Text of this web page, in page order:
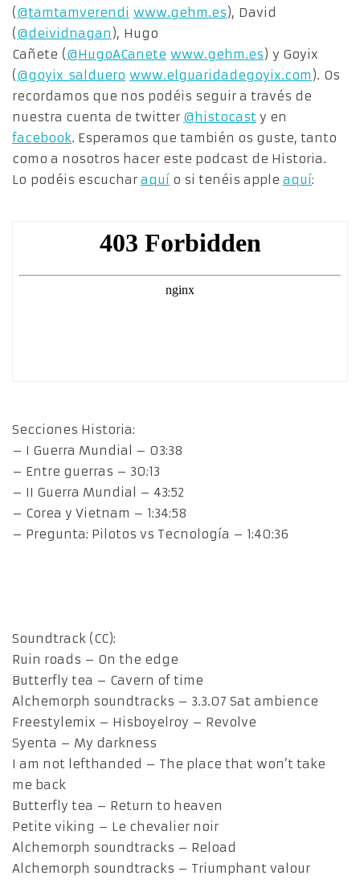
(@tamtamverendi www.gehm.es), David
(@deividnagan ), Hugo
Cañete (@HugoACanete www.gehm.es) y Goyix
(@goyix_salduero www.elguaridadegoyix.com ). Os
recordamos que nos podéis seguir a través de
nuestra cuenta de twitter @histocast y en
facebook. Esperamos que también os guste, tanto
como a nosotros hacer este podcast de Historia.
Lo podéis escuchar aquí o si tenéis apple aquí:
Secciones Historia:
– I Guerra Mundial – 03:38
– Entre guerras – 30:13
– II Guerra Mundial – 43:52
– Corea y Vietnam – 1:34:58
– Pregunta: Pilotos vs Tecnología – 1:40:36
Soundtrack (CC):
Ruin roads – On the edge
Butterfly tea – Cavern of time
Alchemorph soundtracks – 3.3.07 Sat ambience
Freestylemix – Hisboyelroy – Revolve
Syenta – My darkness
I am not lefthanded – The place that won’t take
me back
Butterfly tea – Return to heaven
Petite viking – Le chevalier noir
Alchemorph soundtracks – Reload
Alchemorph soundtracks – Triumphant valour